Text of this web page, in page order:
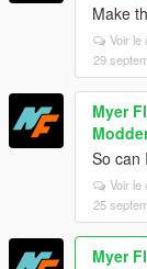
Make
Voir le
29
Myer
So can
Voir le
25
Myer